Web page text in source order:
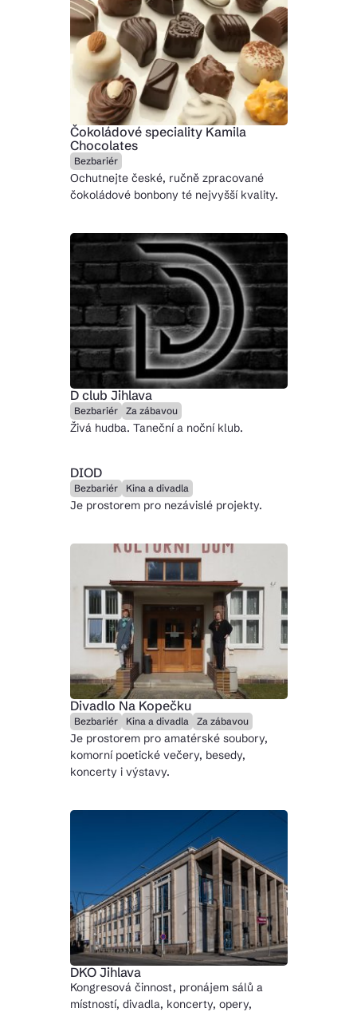
Čokoládové speciality Kamila
Chocolates
Bezbariér
Ochutnejte české, ručně zpracované
čokoládové bonbony té nejvyšší kvality.
D club Jihlava
Bezbariér Za zábavou
Živá hudba. Taneční a noční klub.
DIOD
Bezbariér Kina a divadla
Je prostorem pro nezávislé projekty.
Divadlo Na Kopečku
Bezbariér Kina a divadla Za zábavou
Je prostorem pro amatérské soubory,
komorní poetické večery, besedy,
koncerty i výstavy.
DKO Jihlava
Kongresová činnost, pronájem sálů a
místností, divadla, koncerty, opery,